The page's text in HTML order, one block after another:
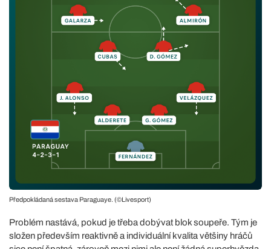
Předpokládaná sestava Paraguaye. (©Livesport)
Problém nastává, pokud je třeba dobývat blok soupeře. Tým je
složen především reaktivně a individuální kvalita většiny hráčů